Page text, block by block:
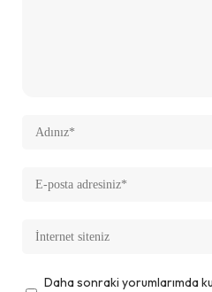
Daha sonraki yorumlarımda